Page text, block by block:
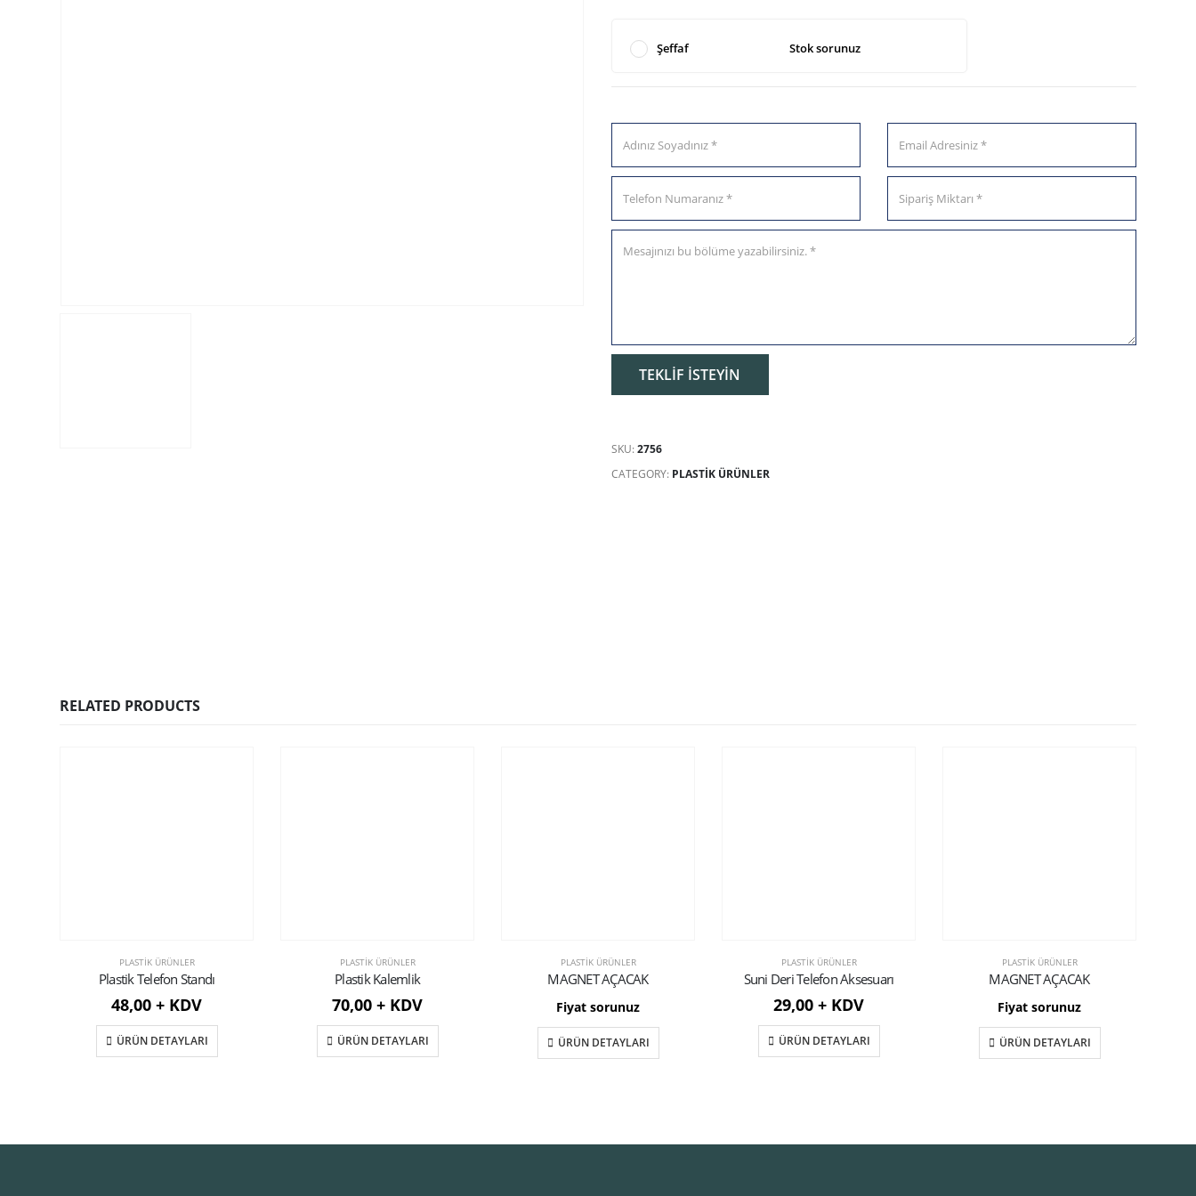
Şeffaf Stok sorunuz
SKU:2756
CATEGORY: PLASTIK ÜRÜNLER
RELATED PRODUCTS
PLASTIK ÜRÜNLER
Plastik Telefon Standı
48,00 + KDV
ÜRÜN DETAYLARI
PLASTIK ÜRÜNLER
Plastik Kalemlik
70,00 + KDV
ÜRÜN DETAYLARI
PLASTIK ÜRÜNLER
MAGNET AÇACAK
Fiyat sorunuz
ÜRÜN DETAYLARI
PLASTIK ÜRÜNLER
Suni Deri Telefon Aksesuarı
29,00 + KDV
ÜRÜN DETAYLARI
PLASTIK ÜRÜNLER
MAGNET AÇACAK
Fiyat sorunuz
ÜRÜN DETAYLARI